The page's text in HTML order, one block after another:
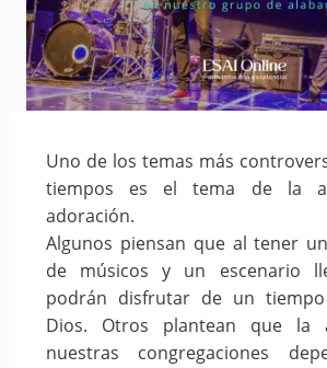
Uno de los temas más
tiempos es el tema de la
adoración.
Algunos piensan que al tener
de músicos y un escenario
podrán disfrutar de un
Dios. Otros plantean que la
nuestras congregaciones